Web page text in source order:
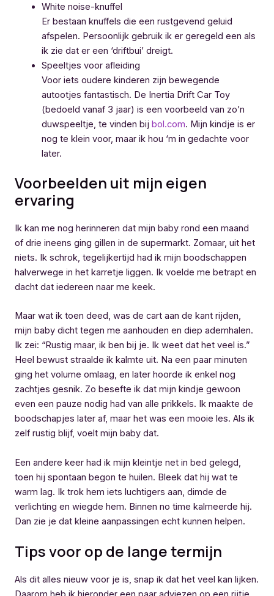
White noise-knuffel
Er bestaan knuffels die een rustgevend geluid
afspelen. Persoonlijk gebruik ik er geregeld een als
ik zie dat er een ‘driftbui’ dreigt.
Speeltjes voor afleiding
Voor iets oudere kinderen zijn bewegende
autootjes fantastisch. De Inertia Drift Car Toy
(bedoeld vanaf 3 jaar) is een voorbeeld van zo’n
duwspeeltje, te vinden bij bol.com. Mijn kindje is er
nog te klein voor, maar ik hou ‘m in gedachte voor
later.
Voorbeelden uit mijn eigen
ervaring
Ik kan me nog herinneren dat mijn baby rond een maand
of drie ineens ging gillen in de supermarkt. Zomaar, uit het
niets. Ik schrok, tegelijkertijd had ik mijn boodschappen
halverwege in het karretje liggen. Ik voelde me betrapt en
dacht dat iedereen naar me keek.
Maar wat ik toen deed, was de cart aan de kant rijden,
mijn baby dicht tegen me aanhouden en diep ademhalen.
Ik zei: “Rustig maar, ik ben bij je. Ik weet dat het veel is.”
Heel bewust straalde ik kalmte uit. Na een paar minuten
ging het volume omlaag, en later hoorde ik enkel nog
zachtjes gesnik. Zo besefte ik dat mijn kindje gewoon
even een pauze nodig had van alle prikkels. Ik maakte de
boodschapjes later af, maar het was een mooie les. Als ik
zelf rustig blijf, voelt mijn baby dat.
Een andere keer had ik mijn kleintje net in bed gelegd,
toen hij spontaan begon te huilen. Bleek dat hij wat te
warm lag. Ik trok hem iets luchtigers aan, dimde de
verlichting en wiegde hem. Binnen no time kalmeerde hij.
Dan zie je dat kleine aanpassingen echt kunnen helpen.
Tips voor op de lange termijn
Als dit alles nieuw voor je is, snap ik dat het veel kan lijken.